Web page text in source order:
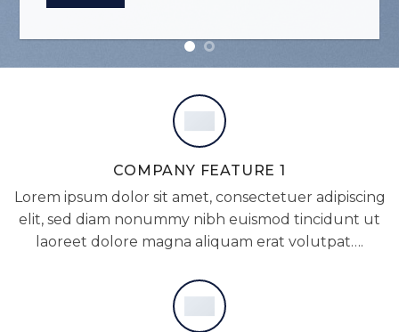
COMPANY FEATURE 1
Lorem ipsum dolor sit amet, consectetuer adipiscing
elit, sed diam nonummy nibh euismod tincidunt ut
laoreet dolore magna aliquam erat volutpat….